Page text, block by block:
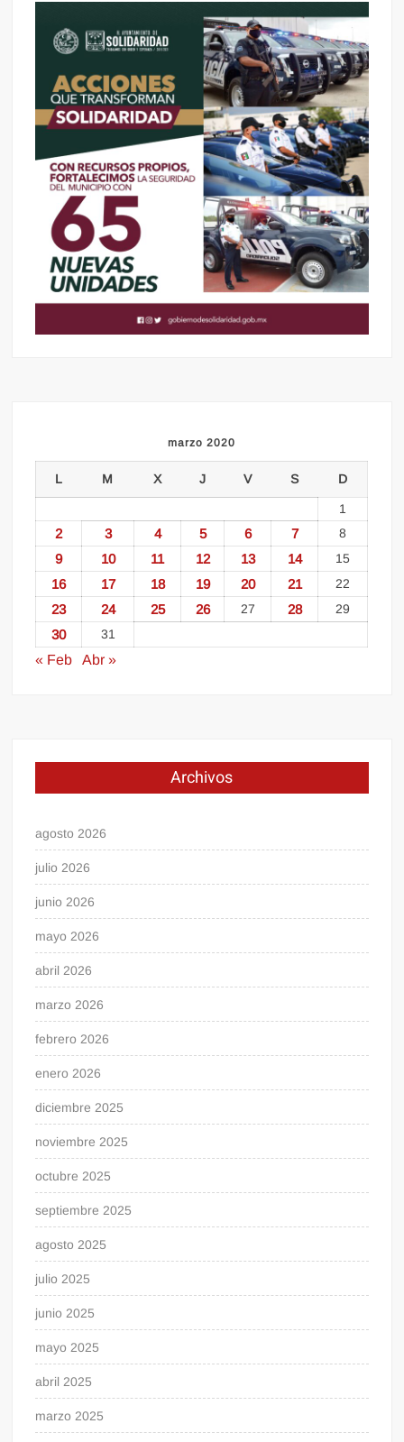
marzo 2020
L M X J V S D
1
2 3 4 5 6 7 8
9 10 11 12 13 14 15
16 17 18 19 20 21 22
23 24 25 26 27 28 29
30 31
« Feb Abr »
Archivos
agosto 2026
julio 2026
junio 2026
mayo 2026
abril 2026
marzo 2026
febrero 2026
enero 2026
diciembre 2025
noviembre 2025
octubre 2025
septiembre 2025
agosto 2025
julio 2025
junio 2025
mayo 2025
abril 2025
marzo 2025